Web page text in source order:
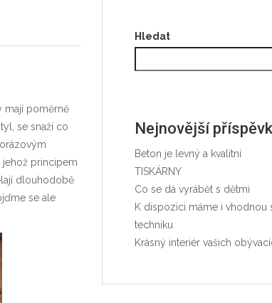
mají poměrně
se snaží co
jehož principem
dlouhodobě
se ale
Hledat
Nejnovější
Beton je levný a kvalitní
TISKÁRNY
Co se dá vyrábět s dětmi
K dispozici máme i vhodnou
techniku
Krásný interiér vašich